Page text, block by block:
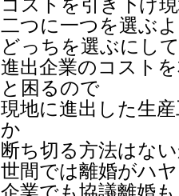
コストを引き下げ
二つに一つを選ぶ
どっちを選ぶにし
進出企業のコスト
と困るので
現地に進出した生
か
断ち切る方法はな
世間では離婚がハ